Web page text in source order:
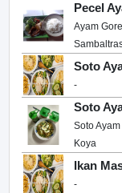
Pecel
Ayam
Soto
-
Soto
Soto
Koya
Ikan
-